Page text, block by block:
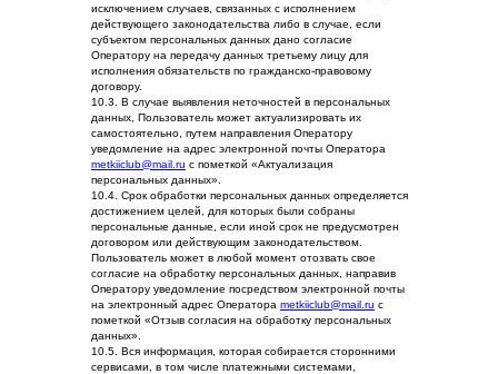
исключением случаев, связанных с исполнением
действующего законодательства либо в случае, если
субъектом персональных данных дано согласие
Оператору на передачу данных третьему лицу для
исполнения обязательств по гражданско-правовому
договору.
10.3. В случае выявления неточностей в персональных
данных, Пользователь может актуализировать их
самостоятельно, путем направления Оператору
уведомление на адрес электронной почты Оператора
metkiiclub@mail.ru с пометкой «Актуализация
персональных данных».
10.4. Срок обработки персональных данных определяется
достижением целей, для которых были собраны
персональные данные, если иной срок не предусмотрен
договором или действующим законодательством.
Пользователь может в любой момент отозвать свое
согласие на обработку персональных данных, направив
Оператору уведомление посредством электронной почты
на электронный адрес Оператора metkiiclub@mail.ru с
пометкой «Отзыв согласия на обработку персональных
данных».
10.5. Вся информация, которая собирается сторонними
сервисами, в том числе платежными системами,